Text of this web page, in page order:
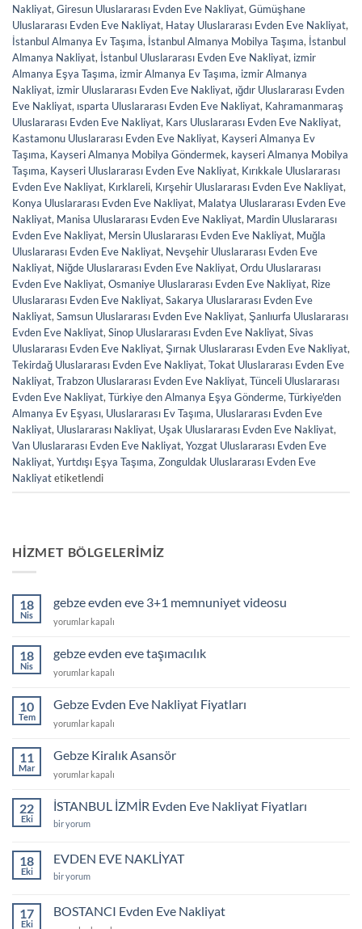
Nakliyat, Giresun Uluslararası Evden Eve Nakliyat, Gümüşhane
Uluslararası Evden Eve Nakliyat, Hatay Uluslararası Evden Eve Nakliyat,
İstanbul Almanya Ev Taşıma, İstanbul Almanya Mobilya Taşıma, İstanbul
Almanya Nakliyat, İstanbul Uluslararası Evden Eve Nakliyat, izmir
Almanya Eşya Taşıma, izmir Almanya Ev Taşıma, izmir Almanya
Nakliyat, izmir Uluslararası Evden Eve Nakliyat, ığdır Uluslararası Evden
Eve Nakliyat, ısparta Uluslararası Evden Eve Nakliyat, Kahramanmaraş
Uluslararası Evden Eve Nakliyat, Kars Uluslararası Evden Eve Nakliyat,
Kastamonu Uluslararası Evden Eve Nakliyat, Kayseri Almanya Ev
Taşıma, Kayseri Almanya Mobilya Göndermek, kayseri Almanya Mobilya
Taşıma, Kayseri Uluslararası Evden Eve Nakliyat, Kırıkkale Uluslararası
Evden Eve Nakliyat, Kırklareli, Kırşehir Uluslararası Evden Eve Nakliyat,
Konya Uluslararası Evden Eve Nakliyat, Malatya Uluslararası Evden Eve
Nakliyat, Manisa Uluslararası Evden Eve Nakliyat, Mardin Uluslararası
Evden Eve Nakliyat, Mersin Uluslararası Evden Eve Nakliyat, Muğla
Uluslararası Evden Eve Nakliyat, Nevşehir Uluslararası Evden Eve
Nakliyat, Niğde Uluslararası Evden Eve Nakliyat, Ordu Uluslararası
Evden Eve Nakliyat, Osmaniye Uluslararası Evden Eve Nakliyat, Rize
Uluslararası Evden Eve Nakliyat, Sakarya Uluslararası Evden Eve
Nakliyat, Samsun Uluslararası Evden Eve Nakliyat, Şanlıurfa Uluslararası
Evden Eve Nakliyat, Sinop Uluslararası Evden Eve Nakliyat, Sivas
Uluslararası Evden Eve Nakliyat, Şırnak Uluslararası Evden Eve Nakliyat,
Tekirdağ Uluslararası Evden Eve Nakliyat, Tokat Uluslararası Evden Eve
Nakliyat, Trabzon Uluslararası Evden Eve Nakliyat, Tünceli Uluslararası
Evden Eve Nakliyat, Türkiye den Almanya Eşya Gönderme, Türkiye'den
Almanya Ev Eşyası, Uluslararası Ev Taşıma, Uluslararası Evden Eve
Nakliyat, Uluslararası Nakliyat, Uşak Uluslararası Evden Eve Nakliyat,
Van Uluslararası Evden Eve Nakliyat, Yozgat Uluslararası Evden Eve
Nakliyat, Yurtdışı Eşya Taşıma, Zonguldak Uluslararası Evden Eve
Nakliyatetiketlendi
HIZMET BÖLGELERIMIZ
18
Nis
gebze evden eve 3+1 memnuniyet videosu
gebze
3+1
memnuniyet
için
yorumlar kapalı
18
Nis
gebze evden eve taşımacılık
gebze
eve
taşımacılık
için
yorumlar kapalı
10
Tem
Gebze Evden Eve Nakliyat Fiyatları
Gebze
Eve
Nakliyat
Fiyatları
yorumlar kapalı
11
Mar
Gebze Kiralık Asansör
Gebze
Asansör
için
yorumlar kapalı
22
Eki
İSTANBUL İZMİR Evden Eve Nakliyat Fiyatları
İSTANBUL
Eve
Nakliyat
Fiyatları
bir yorum
18
Eki
EVDEN EVE NAKLİYAT
EVDEN
için
bir yorum
17
Eki
BOSTANCI Evden Eve Nakliyat